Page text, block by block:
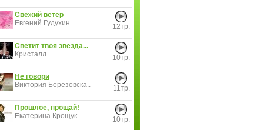
Свежий ветер
Евгений Гудухин
12тр.
Светит твоя звезда...
Кристалл
10тр.
Не говори
Виктория Березовска..
11тр.
Прошлое, прощай!
Екатерина Крощук
10тр.